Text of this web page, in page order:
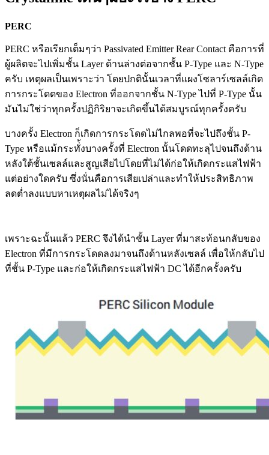
PERC
PERC หรือเรียกเต็มๆว่า Passivated Emitter Rear Contact คือการที่
ผู้ผลิตจะไปเพิ่มชั้น Layer ด้านล่างต่อจากชั้น P-Type และ N-Type
ครับ เหตุผลเป็นเพราะว่า โดยปกตินั้นเวลาที่แผงโซลาร์เซลล์เกิด
การกระโดดของ Electron ที่ออกจากชั้น N-Type ไปที่ P-Type นั้น
มันไม่ใช่ว่าทุกครั้งปฏิกิริยาจะเกิดขึ้นได้สมบูรณ์ทุกครั้งครับ
บางครั้ง Electron ก็เกิดการกระโดดไม่ไกลพอที่จะไปถึงชั้น P-
Type หรือแม้กระทั่้งบางครั้งที่ Electron นั้นโดดทะลุไปจนถึงด้าน
หลังใต้ชั้นเซลล์และสูญเสียไปโดยที่ไม่ได้ก่อให้เกิดกระแสไฟฟ้า
แต่อย่างใดครับ ซึ่งนั่นคือการเสียเปล่าและทำให้ประสิทธิภาพ
ลดต่ำลงแบบหาเหตุผลไม่ได้จริงๆ
เพราะฉะนั้นแล้ว PERC จึงได้นำชั้น Layer ที่มาสะท้อนกลับของ
Electron ที่มีการกระโดดลงมาจนถึงด้านหลังเซลล์ เพื่อให้กลับไป
ที่ชั้น P-Type และก่อให้เกิดกระแสไฟฟ้า DC ได้อีกครั้งครับ